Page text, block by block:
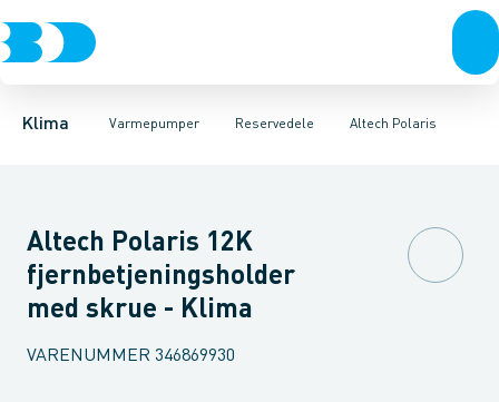
Klima Varmepumper
Ventilation Varmepumper Klimaværktøj Biokedler &
Reservedele
Luft til luft Luft til vand JordvarmeIsoleringTilbehør
Altech Polaris
Altech LupusAltech Pavo Altech Polaris Altech SiriusAltech
Altech Polaris 12K
fjernbetjeningsholder
med skrue - Klima
VARENUMMER 346869930